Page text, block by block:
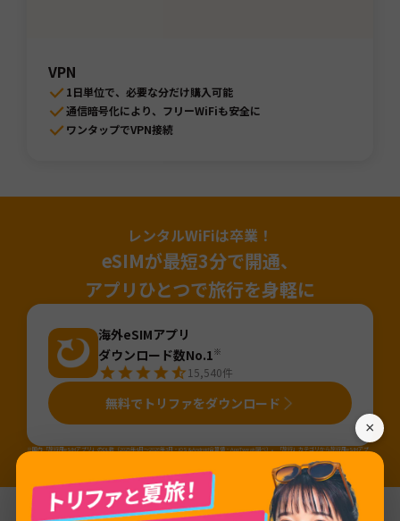
VPN
1日単位で、必要な分だけ購入可能
通信暗号化により、フリーWiFiも安全に
ワンタップでVPN接続
レンタルWiFiは卒業！
eSIMが最短3分で開通、
アプリひとつで旅行を身軽に
海外eSIMアプリ
ダウンロード数No.1※
15,540件
無料でトリファをダウンロード
※国内「旅行用eSIMアプリ」のDL数（2025年4月～2026年3月・iOS&Android合算値・AppTweak調べ）。「旅行」カテゴリから旅行用eSIMアプ
×